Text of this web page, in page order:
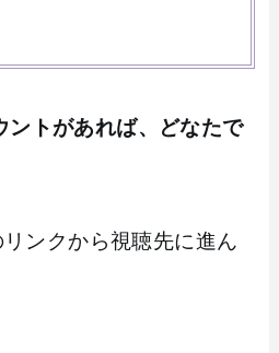
トがあれば、どなたで
ンクから視聴先に進ん